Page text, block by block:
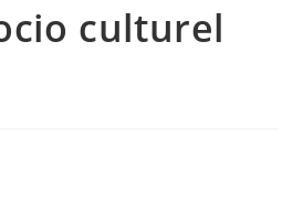
culturel